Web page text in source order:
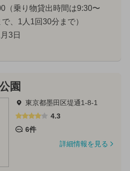
（乗り物貸出時間は9:30〜
、1人1回30分まで）
3日
園
東京都墨田区堤通1-8-1
4.3
6件
詳細情報を見る